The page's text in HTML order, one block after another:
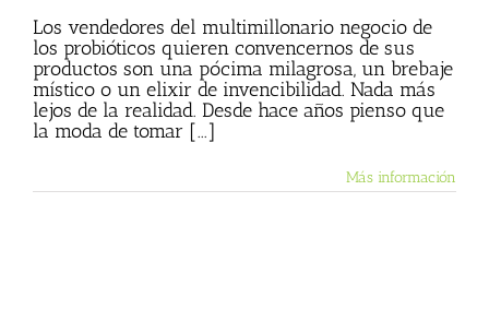
Los vendedores del multimillonario negocio de
los probióticos quieren convencernos de sus
productos son una pócima milagrosa, un brebaje
místico o un elixir de invencibilidad. Nada más
lejos de la realidad. Desde hace años pienso que
la moda de tomar [...]
Más información